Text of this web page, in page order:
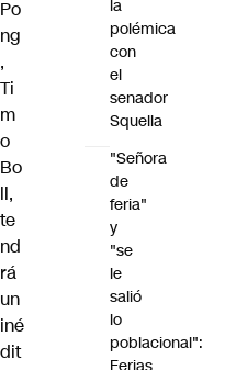
Po
ng
,
Ti
m
o
Bo
ll,
te
nd
rá
un
iné
dit
la
polémica
con
el
senador
Squella
"Señora
de
feria"
y
"se
le
salió
lo
poblacional":
Ferias